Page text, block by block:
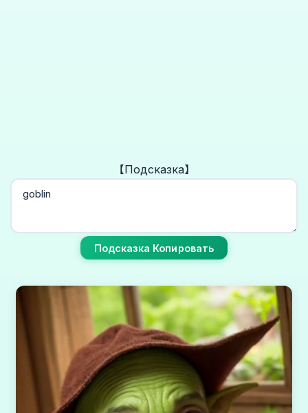
【Подсказка】
Подсказка Копировать